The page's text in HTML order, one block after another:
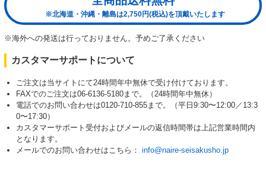
※北海道・沖縄・離島は2,750円(税込)を頂戴いたします
※海外への発送は行っておりません。予めご了承ください
カスタマーサポートについて
ご注文は当サイトにて24時間年中無休で受け付けております。
FAXでのご注文は06-6136-5180まで。（24時間年中無休）
電話でのお問い合わせは0120-710-855まで。（平日9:30〜12:00／13:3
0〜17:30）
カスタマーサポート受付およびメールの返信時間帯は上記営業時間内
となります。
メールでのお問い合わせはこちら： info@naire-seisakusho.jp